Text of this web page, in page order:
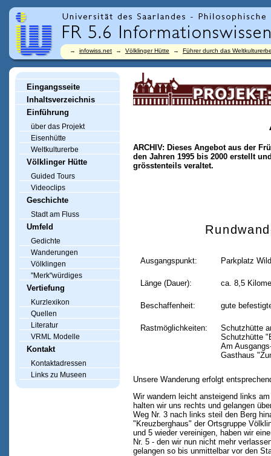
→ infowiss.net→ Völklinger Hütte → Führer durch das
Eingangsseite
Inhaltsverzeichnis
Einführung
über das Projekt
Eisenhütte
Weltkulturerbe
Völklinger Hütte
Guided Tours
Videoclips
Geschichte
Stadt am Fluss
Umfeld
Gedichte
Wanderungen
Völklingen
"Merk"würdiges
Vertiefung
Kurzlexikon
Quellen
Literatur
VRML Modelle
Kontakt
Kontaktadressen
Links zu Museen
ARCHIV: Dieses Angebot aus der
den Jahren 1995 bis 2000 erstellt
grösstenteils veraltet.
Ausgangspunkt: Parkplatz
Länge (Dauer): ca. 8,5
Beschaffenheit: gute
Rastmöglichkeiten:
Schutzhütte
Schutzhütte
Am
Gasthaus
Unsere Wanderung erfolgt
Wir wandern leicht ansteigend links
halten wir uns rechts und gelangen
Weg Nr. 3 nach links steil den Berg
"Kreuzberghaus" der Ortsgruppe
und 5 wieder vereinigen, haben wir
Nr. 5 - den wir nun nicht mehr
gelangen so bis unmittelbar vor den